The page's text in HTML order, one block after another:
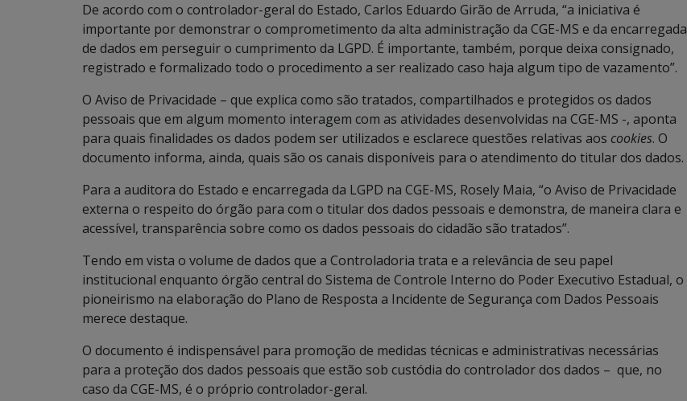
De acordo com o controlador-geral do Estado, Carlos Eduardo Girão de Arruda, “a iniciativa é
importante por demonstrar o comprometimento da alta administração da CGE-MS e da encarregada
de dados em perseguir o cumprimento da LGPD. É importante, também, porque deixa consignado,
registrado e formalizado todo o procedimento a ser realizado caso haja algum tipo de vazamento”.
O Aviso de Privacidade – que explica como são tratados, compartilhados e protegidos os dados
pessoais que em algum momento interagem com as atividades desenvolvidas na CGE-MS -, aponta
para quais finalidades os dados podem ser utilizados e esclarece questões relativas aos cookies. O
documento informa, ainda, quais são os canais disponíveis para o atendimento do titular dos dados.
Para a auditora do Estado e encarregada da LGPD na CGE-MS, Rosely Maia, “o Aviso de Privacidade
externa o respeito do órgão para com o titular dos dados pessoais e demonstra, de maneira clara e
acessível, transparência sobre como os dados pessoais do cidadão são tratados”.
Tendo em vista o volume de dados que a Controladoria trata e a relevância de seu papel
institucional enquanto órgão central do Sistema de Controle Interno do Poder Executivo Estadual, o
pioneirismo na elaboração do Plano de Resposta a Incidente de Segurança com Dados Pessoais
merece destaque.
O documento é indispensável para promoção de medidas técnicas e administrativas necessárias
para a proteção dos dados pessoais que estão sob custódia do controlador dos dados – que, no
caso da CGE-MS, é o próprio controlador-geral.